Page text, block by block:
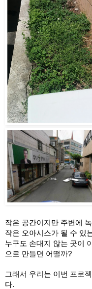
작은 공간이지만 주변에
작은 오아시스가 될 수 있
누구도 손대지 않는 곳이
으로 만들면 어떨까?
그래서 우리는 이번 프로
다.